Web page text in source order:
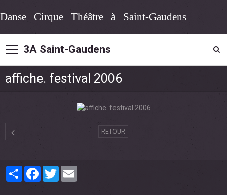
Danse Cirque Théâtre à Saint-Gaudens
3A Saint-Gaudens
affiche. festival 2006
RETOUR
PartagerFacebook
Twitter